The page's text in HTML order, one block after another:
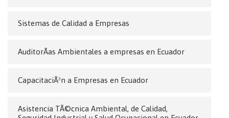
Sistemas de Calidad a Empresas
AuditorÃ­as Ambientales a empresas en Ecuador
CapacitaciÃ³n a Empresas en Ecuador
Asistencia TÃ©cnica Ambiental, de Calidad,